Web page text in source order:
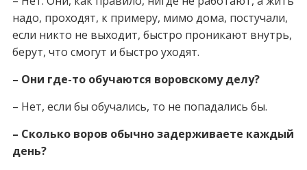
надо, проходят, к примеру, мимо дома, постучали,
если никто не выходит, быстро проникают внутрь,
берут, что смогут и быстро уходят.
– Они где-то обучаются воровскому делу?
– Нет, если бы обучались, то не попадались бы.
– Сколько воров обычно задерживаете каждый
день?